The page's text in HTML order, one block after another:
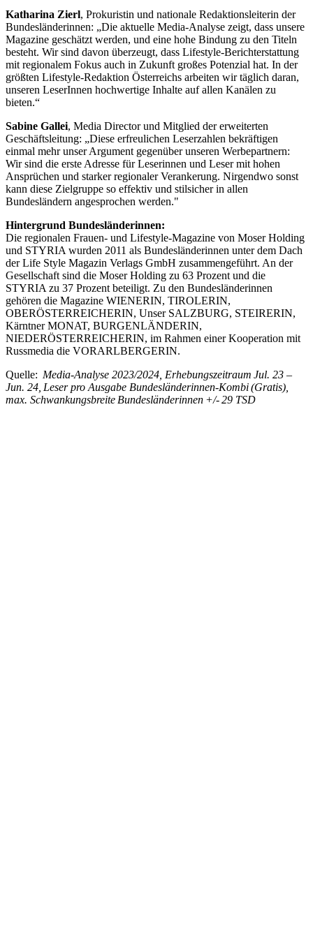
Katharina Zierl, Prokuristin und nationale Redaktionsleiterin der
Bundesländerinnen: „Die aktuelle Media-Analyse zeigt, dass unsere
Magazine geschätzt werden, und eine hohe Bindung zu den Titeln
besteht. Wir sind davon überzeugt, dass Lifestyle-Berichterstattung
mit regionalem Fokus auch in Zukunft großes Potenzial hat. In der
größten Lifestyle-Redaktion Österreichs arbeiten wir täglich daran,
unseren LeserInnen hochwertige Inhalte auf allen Kanälen zu
bieten.“
Sabine Gallei, Media Director und Mitglied der erweiterten
Geschäftsleitung: „Diese erfreulichen Leserzahlen bekräftigen
einmal mehr unser Argument gegenüber unseren Werbepartnern:
Wir sind die erste Adresse für Leserinnen und Leser mit hohen
Ansprüchen und starker regionaler Verankerung. Nirgendwo sonst
kann diese Zielgruppe so effektiv und stilsicher in allen
Bundesländern angesprochen werden."
Hintergrund Bundesländerinnen:
Die regionalen Frauen- und Lifestyle-Magazine von Moser Holding
und STYRIA wurden 2011 als Bundesländerinnen unter dem Dach
der Life Style Magazin Verlags GmbH zusammengeführt. An der
Gesellschaft sind die Moser Holding zu 63 Prozent und die
STYRIA zu 37 Prozent beteiligt. Zu den Bundesländerinnen
gehören die Magazine WIENERIN, TIROLERIN,
OBERÖSTERREICHERIN, Unser SALZBURG, STEIRERIN,
Kärntner MONAT, BURGENLÄNDERIN,
NIEDERÖSTERREICHERIN, im Rahmen einer Kooperation mit
Russmedia die VORARLBERGERIN.
Quelle: Media-Analyse 2023/2024, Erhebungszeitraum Jul. 23 –
Jun. 24, Leser pro Ausgabe Bundesländerinnen-Kombi(Gratis),
max. Schwankungsbreite Bundesländerinnen +/-29 TSD